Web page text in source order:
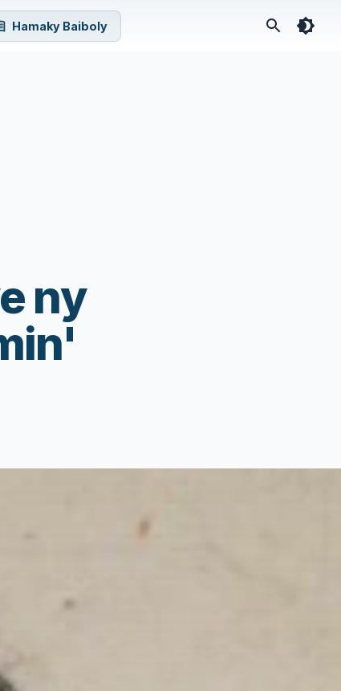
Hamaky Baiboly
ny